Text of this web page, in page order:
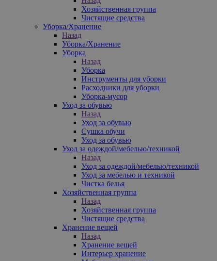
Хозяйственная группа
Чистящие средства
Уборка/Хранение
Назад
Уборка/Хранение
Уборка
Назад
Уборка
Инструменты для уборки
Расходники для уборки
Уборка-мусор
Уход за обувью
Назад
Уход за обувью
Сушка обучи
Уход за обувью
Уход за одеждой/мебелью/техникой
Назад
Уход за одеждой/мебелью/техникой
Уход за мебелью и техникой
Чистка белья
Хозяйственная группа
Назад
Хозяйственная группа
Чистящие средства
Хранение вещей
Назад
Хранение вещей
Интерьер хранение